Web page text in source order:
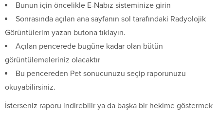
Bunun için öncelikle E-Nabız sisteminize girin
Sonrasında açılan ana sayfanın sol tarafındaki Radyolojik
Görüntülerim yazan butona tıklayın.
Açılan pencerede bugüne kadar olan bütün
görüntülemeleriniz olacaktır
Bu pencereden Pet sonucunuzu seçip raporunuzu
okuyabilirsiniz.
İsterseniz raporu indirebilir ya da başka bir hekime göstermek